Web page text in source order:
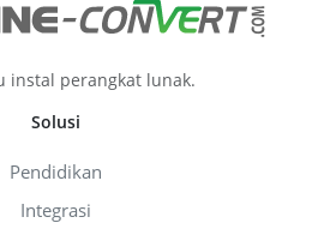
instal perangkat lunak.
Solusi
Pendidikan
Integrasi